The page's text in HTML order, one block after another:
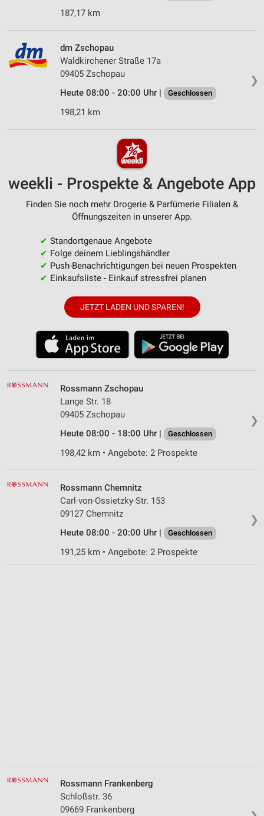
187,17 km
❯
dm Zschopau
Waldkirchener Straße 17a
09405 Zschopau
Heute 08:00 - 20:00 Uhr |
Geschlossen
198,21 km
weekli - Prospekte & Angebote App
Finden Sie noch mehr Drogerie & Parfümerie Filialen &
Öffnungszeiten in unserer App.
✔ Standortgenaue Angebote
✔ Folge deinem Lieblingshändler
✔ Push-Benachrichtigungen bei neuen Prospekten
✔ Einkaufsliste - Einkauf stressfrei planen
JETZT LADEN UND SPAREN!
❯
Rossmann Zschopau
Lange Str. 18
09405 Zschopau
Heute 08:00 - 18:00 Uhr |
Geschlossen
198,42 km • Angebote: 2 Prospekte
❯
Rossmann Chemnitz
Carl-von-Ossietzky-Str. 153
09127 Chemnitz
Heute 08:00 - 20:00 Uhr |
Geschlossen
191,25 km • Angebote: 2 Prospekte
Rossmann Frankenberg
Schloßstr. 36
09669 Frankenberg